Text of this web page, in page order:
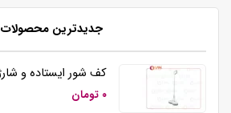
جدیدترین محصولات
۰ تومان